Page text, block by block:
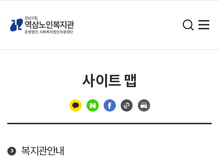
사이트 맵
선 복지관안내